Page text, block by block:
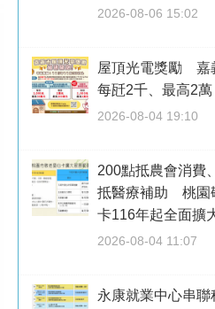
2026-08-06 15:02
屋頂光電獎勵 嘉
每瓩2千、最高2萬
2026-08-04 19:10
200點抵農會消費
抵醫療補助 桃園
卡116年起全面擴
2026-08-04 11:07
永康就業中心串聯